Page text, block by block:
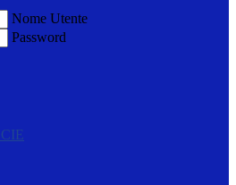
Nome Utente
Password